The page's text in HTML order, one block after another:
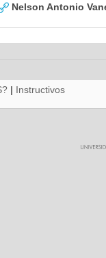
Nelson Antonio
| Instructivos